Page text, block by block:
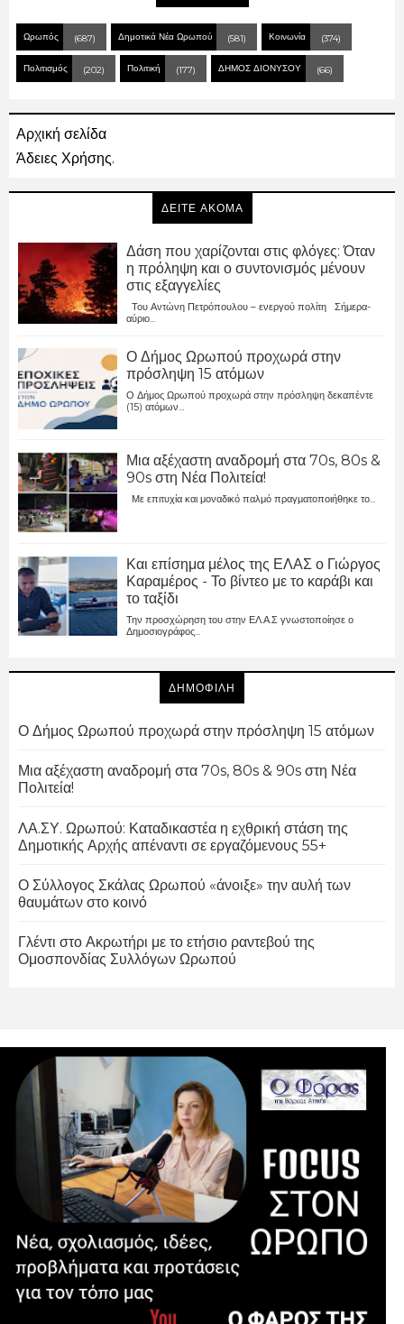
Ωρωπός (687) Δημοτικά Νέα Ωρωπού (581) Κοινωνία (374)
Πολιτισμός (202) Πολιτική (177) ΔΗΜΟΣ ΔΙΟΝΥΣΟΥ (66)
Αρχική σελίδα
Άδειες Χρήσης.
ΔΕΙΤΕ ΑΚΟΜΑ
Δάση που χαρίζονται στις φλόγες: Όταν
η πρόληψη και ο συντονισμός μένουν
στις εξαγγελίες
Του Αντώνη Πετρόπουλου – ενεργού πολίτη Σήμερα-
αύριο...
Ο Δήμος Ωρωπού προχωρά στην
πρόσληψη 15 ατόμων
Ο Δήμος Ωρωπού προχωρά στην πρόσληψη δεκαπέντε
(15) ατόμων...
Μια αξέχαστη αναδρομή στα 70s, 80s &
90s στη Νέα Πολιτεία!
Με επιτυχία και μοναδικό παλμό πραγματοποιήθηκε το...
Και επίσημα μέλος της ΕΛΑΣ ο Γιώργος
Καραμέρος - Το βίντεο με το καράβι και
το ταξίδι
Την προσχώρηση του στην ΕΛ.Α.Σ γνωστοποίησε ο
Δημοσιογράφος...
ΔΗΜΟΦΙΛΗ
Ο Δήμος Ωρωπού προχωρά στην πρόσληψη 15 ατόμων
Μια αξέχαστη αναδρομή στα 70s, 80s & 90s στη Νέα
Πολιτεία!
ΛΑ.ΣΥ. Ωρωπού: Καταδικαστέα η εχθρική στάση της
Δημοτικής Αρχής απέναντι σε εργαζόμενους 55+
Ο Σύλλογος Σκάλας Ωρωπού «άνοιξε» την αυλή των
θαυμάτων στο κοινό
Γλέντι στο Ακρωτήρι με το ετήσιο ραντεβού της
Ομοσπονδίας Συλλόγων Ωρωπού